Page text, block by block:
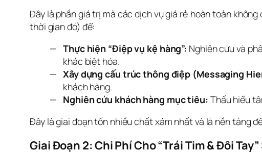
Đây là phần giá trị mà các dịch vụ giá rẻ hoàn toàn
thời gian đó) để:
Thực hiện “Điệp vụ kệ hàng”: Nghiên cứu và
khác biệt hóa.
Xây dựng cấu trúc thông điệp (Messaging
khách hàng.
Nghiên cứu khách hàng mục tiêu: Thấu hiểu
Đây là giai đoạn tốn nhiều chất xám nhất và là nền tảng
Giai Đoạn 2: Chi Phí Cho “Trái Tim & Đôi